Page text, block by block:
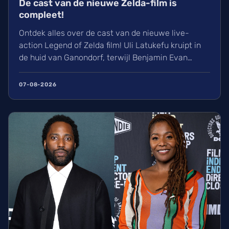
De cast van de nieuwe Zelda-film is
compleet!
Ontdek alles over de cast van de nieuwe live-
action Legend of Zelda film! Uli Latukefu kruipt in
de huid van Ganondorf, terwijl Benjamin Evan
Zelda vertolken. De film, geregisseerd door Wes
wachten!
07-08-2026